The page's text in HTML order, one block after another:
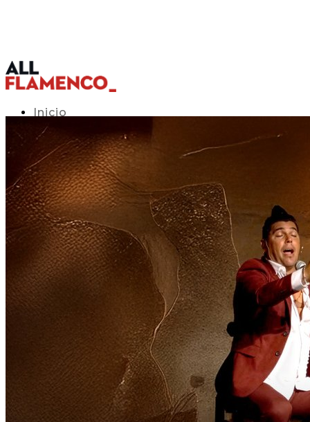
Inicio
Programación TV
Acceso APP
Blog
▾